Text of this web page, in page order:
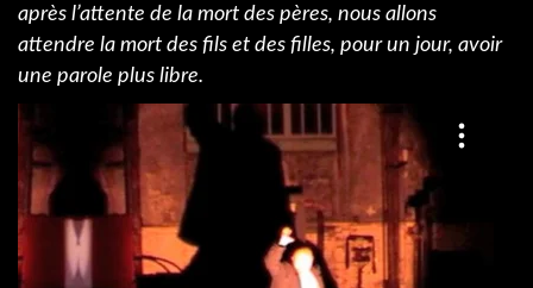
après l’attente de la mort des pères, nous allons
attendre la mort des fils et des filles, pour un jour, avoir
une parole plus libre.